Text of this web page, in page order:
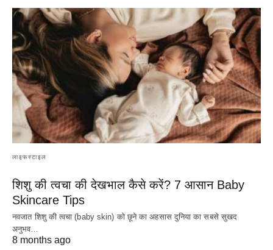
लाइफस्टाइल
शिशु की त्वचा की देखभाल कैसे करें? 7 आसान Baby
Skincare Tips
नवजात शिशु की त्वचा (baby skin) को छूने का अहसास दुनिया का सबसे सुखद
अनुभव…
8 months ago